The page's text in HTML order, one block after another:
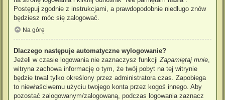
Postępuj zgodnie z instrukcjami, a prawdopodobnie niedługo znów
będziesz móc się zalogować.
Na górę
Dlaczego następuje automatyczne wylogowanie?
Jeżeli w czasie logowania nie zaznaczysz funkcji Zapamiętaj mnie
witryna zachowa informację o tym, że twój pobyt na tej witrynie
będzie trwał tylko określony przez administratora czas. Zapobiega
to niewłaściwemu użyciu twojego konta przez kogoś innego. Aby
pozostać zalogowanym/zalogowaną, podczas logowania zaznacz